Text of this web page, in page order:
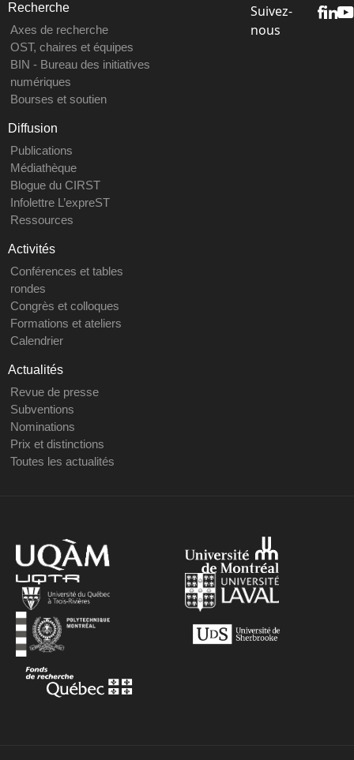
Recherche
Axes de recherche
OST, chaires et équipes
BIN - Bureau des initiatives
numériques
Bourses et soutien
Diffusion
Publications
Médiathèque
Blogue du CIRST
Infolettre L’expreST
Ressources
Activités
Conférences et tables
rondes
Congrès et colloques
Formations et ateliers
Calendrier
Actualités
Revue de presse
Subventions
Nominations
Prix et distinctions
Toutes les actualités
Suivez-
nous